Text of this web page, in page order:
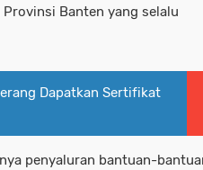
Banten yang selalu
Dapatkan Sertifikat
penyaluran bantuan-